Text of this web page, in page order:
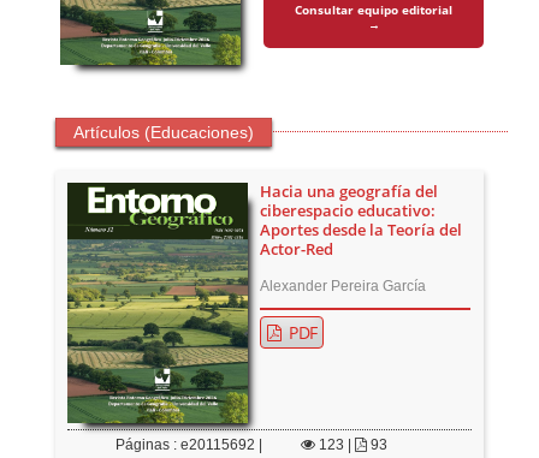
Consultar equipo editorial
→
Artículos (Educaciones)
Hacia una geografía del
ciberespacio educativo:
Aportes desde la Teoría del
Actor-Red
Alexander Pereira García
PDF
Páginas : e20115692 | 123 93